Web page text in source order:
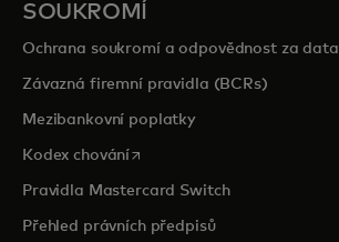
SOUKROMÍ
Ochrana soukromí a odpovědnost za data
Závazná firemní pravidla (BCRs)
Mezibankovní poplatky
Kodex chováníopens in a new tab
Pravidla Mastercard Switch
Přehled právních předpisů